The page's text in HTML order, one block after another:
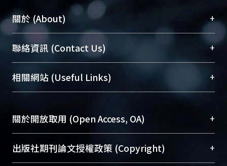
關於 (About) +
臺大位居世界頂尖大學之列，為永久珍藏及向國際
展現本校豐碩的研究成果及學術能量，圖書館整合
機構典藏（NTUR）與學術庫（AH）不同功能平
台，成為臺大學術典藏NTU scholars。期能整合研
究能量、促進交流合作、保存學術產出、推廣研究
成果。
To permanently archive and promote researcher
profiles and scholarly works, Library integrates the
services of “NTU Repository” with “Academic
聯絡資訊 (Contact Us) +
總館學科館員(Main Library)
醫學圖書館學科館員(Medical Library)
(Social
Sciences Library)
相關網站 (Useful Links) +
關於開放取用 (Open Access, OA) +
開放取用是從使用者角度提升資訊取用性的社會運
動，應用在學術研究上是透過將研究著作公開供使
出版社期刊論文授權政策 (Copyright) +